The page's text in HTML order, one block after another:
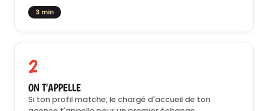
3 min
2
ON T'APPELLE
Si ton profil matche, le chargé d'accueil de ton